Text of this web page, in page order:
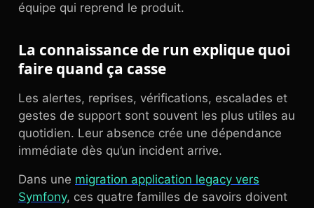
équipe qui reprend le produit.
La connaissance de run explique quoi
faire quand ça casse
Les alertes, reprises, vérifications, escalades et
gestes de support sont souvent les plus utiles au
quotidien. Leur absence crée une dépendance
immédiate dès qu’un incident arrive.
Dans une migration application legacy vers
Symfony, ces quatre familles de savoirs doivent